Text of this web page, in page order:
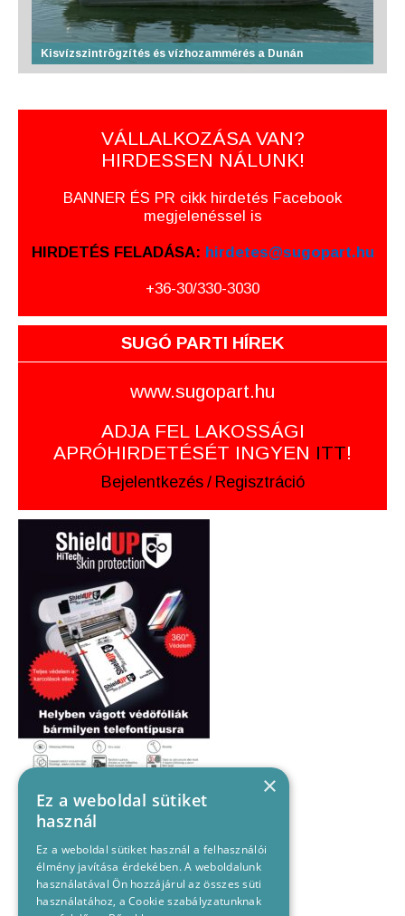
Kisvízszintrögzítés és vízhozammérés a Dunán
VÁLLALKOZÁSA VAN?
HIRDESSEN NÁLUNK!
BANNER ÉS PR cikk hirdetés Facebook
megjelenéssel is
HIRDETÉS FELADÁSA: hirdetes@sugopart.hu
+36-30/330-3030
SUGÓ PARTI HÍREK
www.sugopart.hu
ADJA FEL LAKOSSÁGI
APRÓHIRDETÉSÉT INGYEN ITT!
Bejelentkezés / Regisztráció
×
Ez a weboldal sütiket
használ
Ez a weboldal sütiket használ a felhasználói
élmény javítása érdekében. A weboldalunk
használatával Ön hozzájárul az összes süti
használatához, a Cookie szabályzatunknak